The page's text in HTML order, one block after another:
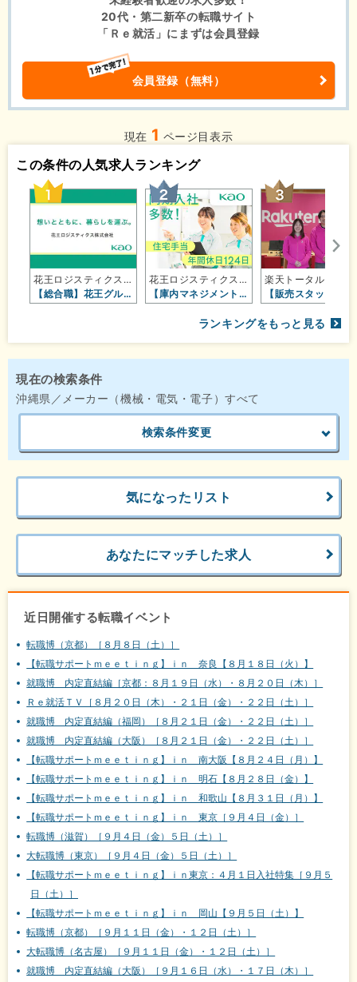
20代・第二新卒の転職サイト
「Ｒｅ就活」にまずは会員登録
会員登録（無料）
現在 1 ページ目表示
この条件の人気求人ランキング
花王ロジスティクス株式会社（花王グ…
【総合職】花王グループの当社で、多…
花王ロジスティクス株式会社（花王グ…
【庫内マネジメント】あの「花王」で…
ランキングをもっと見る
現在の検索条件
沖縄県／メーカー（機械・電気・電子）すべて
検索条件変更
気になったリスト
あなたにマッチした求人
近日開催する転職イベント
転職博（京都）［８月８日（土）］
【転職サポートｍｅｅｔｉｎｇ】ｉｎ 奈良【８月１８日（火）】
就職博 内定直結編［京都：８月１９日（水）・８月２０日（木）］
Ｒｅ就活ＴＶ［８月２０日（木）・２１日（金）・２２日（土）］
就職博 内定直結編（福岡）［８月２１日（金）・２２日（土）］
就職博 内定直結編（大阪）［８月２１日（金）・２２日（土）］
【転職サポートｍｅｅｔｉｎｇ】ｉｎ 南大阪【８月２４日（月）】
【転職サポートｍｅｅｔｉｎｇ】ｉｎ 明石【８月２８日（金）】
【転職サポートｍｅｅｔｉｎｇ】ｉｎ 和歌山【８月３１日（月）】
【転職サポートｍｅｅｔｉｎｇ】ｉｎ 東京［９月４日（金）］
転職博（滋賀）［９月４日（金）５日（土）］
大転職博（東京）［９月４日（金）５日（土）］
【転職サポートｍｅｅｔｉｎｇ】ｉｎ東京：４月１日入社特集［９月５
日（土）］
【転職サポートｍｅｅｔｉｎｇ】ｉｎ 岡山【９月５日（土）】
転職博（京都）［９月１１日（金）・１２日（土）］
大転職博（名古屋）［９月１１日（金）・１２日（土）］
就職博 内定直結編（大阪）［９月１６日（水）・１７日（木）］